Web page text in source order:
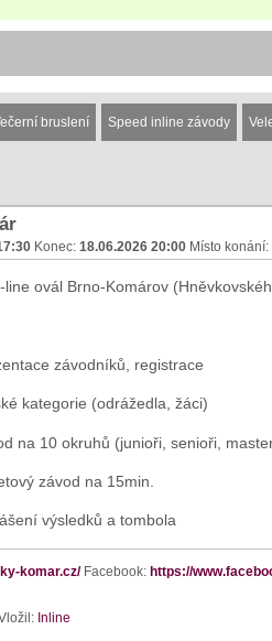
bruslení Speed inline závody
Konec: 18.06.2026 20:00Místo konání:
line ovál Brno-Komárov
závodníků, registrace
kategorie (odrážedla, žáci)
na 10 okruhů (junioři, senioři,
závod na 15min.
výsledků a tombola
komar.cz/Facebook: https://
Inline